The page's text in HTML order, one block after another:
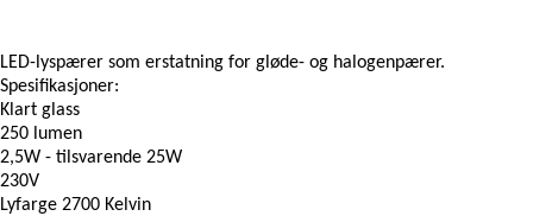
LED-lyspærer som erstatning for gløde- og halogenpærer.
Spesifikasjoner:
Klart glass
250 lumen
2,5W - tilsvarende 25W
230V
Lyfarge 2700 Kelvin